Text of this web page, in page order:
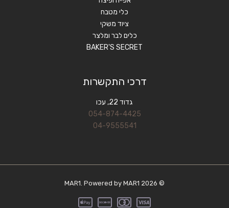
כלי מטבח
ציוד משקי
כלים לבר ומלצר
BAKER'S SECRET
דרכי התקשרות
גדוד 22, עכו
054-874-4425
04-9555541
© 2026 MAR1. Powered by MAR1